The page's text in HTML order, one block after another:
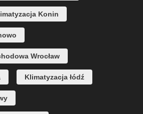
Konin
Wrocław
Klimatyzacja łódź